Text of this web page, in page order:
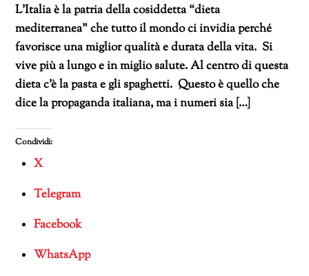
L’Italia è la patria della cosiddetta “dieta
mediterranea” che tutto il mondo ci invidia perché
favorisce una miglior qualità e durata della vita. Si
vive più a lungo e in miglio salute. Al centro di questa
dieta c’è la pasta e gli spaghetti. Questo è quello che
dice la propaganda italiana, ma i numeri sia […]
Condividi:
X
Telegram
Facebook
WhatsApp